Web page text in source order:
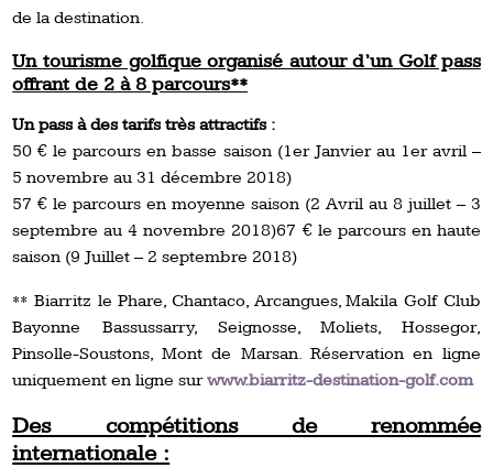
de la destination.
Un tourisme golfique organisé autour d’un Golf pass
offrant de 2 à 8 parcours**
Un pass à des tarifs très attractifs :
50 € le parcours en basse saison (1er Janvier au 1er avril –
5 novembre au 31 décembre 2018)
57 € le parcours en moyenne saison (2 Avril au 8 juillet – 3
septembre au 4 novembre 2018)67 € le parcours en haute
saison (9 Juillet – 2 septembre 2018)
** Biarritz le Phare, Chantaco, Arcangues, Makila Golf Club
Bayonne Bassussarry, Seignosse, Moliets, Hossegor,
Pinsolle-Soustons, Mont de Marsan. Réservation en ligne
uniquement en ligne surwww.biarritz-destination-golf.com
Des compétitions de renommée
internationale :